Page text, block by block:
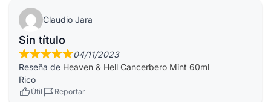
Claudio Jara
Sin título
04/11/2023
Reseña de Heaven & Hell Cancerbero Mint 60ml
Rico
Útil Reportar